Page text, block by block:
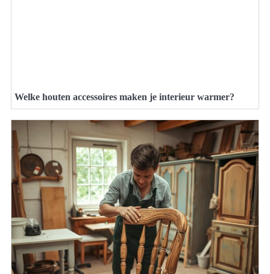
Welke houten accessoires maken je interieur warmer?